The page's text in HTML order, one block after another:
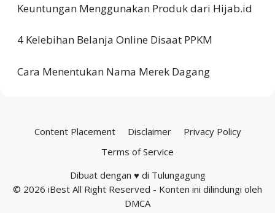
Keuntungan Menggunakan Produk dari Hijab.id
4 Kelebihan Belanja Online Disaat PPKM
Cara Menentukan Nama Merek Dagang
Content Placement Disclaimer
Privacy Policy
Terms of Service
Dibuat dengan ♥ di Tulungagung
© 2026 iBest All Right Reserved - Konten ini dilindungi oleh
DMCA